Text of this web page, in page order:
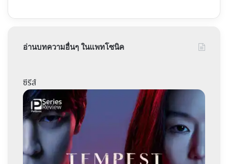
อ่านบทความอื่นๆ ในแพทโซนิค
ซีรีส์